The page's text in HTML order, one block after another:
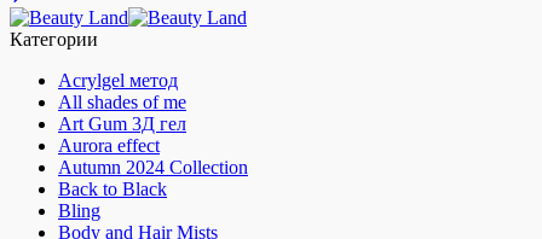
Категории
Acrylgel метод
All shades of me
Art Gum 3Д гел
Aurora effect
Autumn 2024 Collection
Back to Black
Bling
Body and Hair Mists